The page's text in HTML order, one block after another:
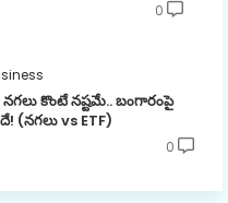
0
కొంటే నష్టమే.. బంగారంపై
vs ETF)
0